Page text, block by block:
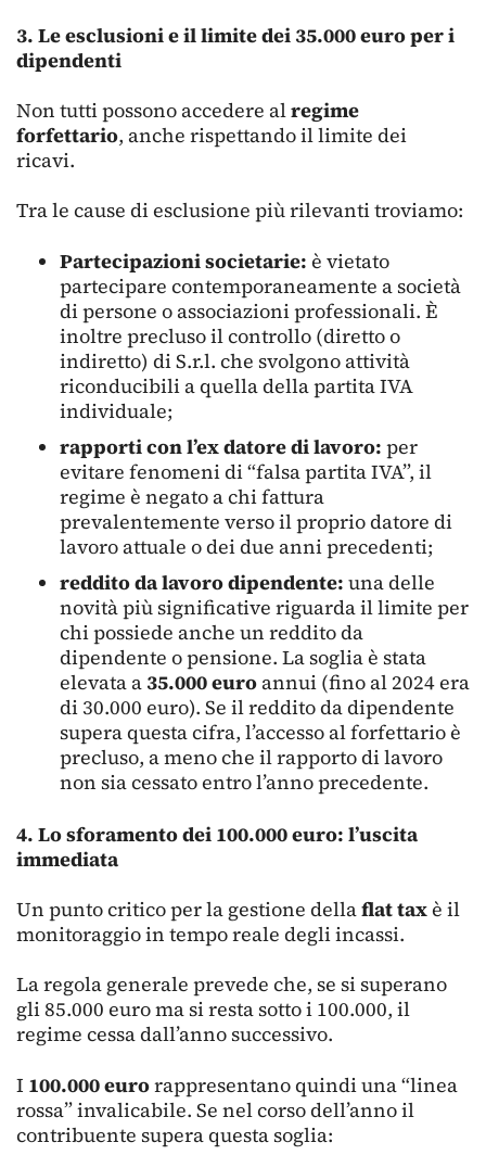
3. Le esclusioni e il limite dei 35.000 euro per i
dipendenti
Non tutti possono accedere alregime
forfettario, anche rispettando il limite dei
ricavi.
Tra le cause di esclusione più rilevanti troviamo:
Partecipazioni societarie: è vietato
partecipare contemporaneamente a società
di persone o associazioni professionali. È
inoltre precluso il controllo (diretto o
indiretto) di S.r.l. che svolgono attività
riconducibili a quella della partita IVA
individuale;
rapporti con l’ex datore di lavoro: per
evitare fenomeni di “falsa partita IVA”, il
regime è negato a chi fattura
prevalentemente verso il proprio datore di
lavoro attuale o dei due anni precedenti;
reddito da lavoro dipendente: una delle
novità più significative riguarda il limite per
chi possiede anche un reddito da
dipendente o pensione. La soglia è stata
elevata a 35.000 euro annui (fino al 2024 era
di 30.000 euro). Se il reddito da dipendente
supera questa cifra, l’accesso al forfettario è
precluso, a meno che il rapporto di lavoro
non sia cessato entro l’anno precedente.
4. Lo sforamento dei 100.000 euro: l’uscita
immediata
Un punto critico per la gestione dellaflat taxè il
monitoraggio in tempo reale degli incassi.
La regola generale prevede che, se si superano
gli 85.000 euro ma si resta sotto i 100.000, il
regime cessa dall’anno successivo.
I 100.000 eurorappresentano quindi una “linea
rossa” invalicabile. Se nel corso dell’anno il
contribuente supera questa soglia: